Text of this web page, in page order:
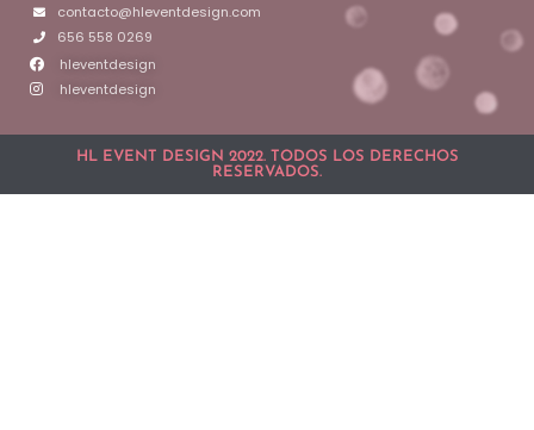
contacto@hleventdesign.com
656 558 0269
hleventdesign
hleventdesign
HL EVENT DESIGN 2022. TODOS LOS DERECHOS
RESERVADOS.